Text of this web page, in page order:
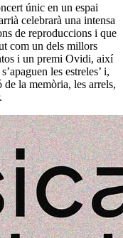
únic en un espai
celebrarà una intensa
de reproduccions i que
com un dels millors
i un premi Ovidi, així
les estreles’ i,
la memòria, les arrels,